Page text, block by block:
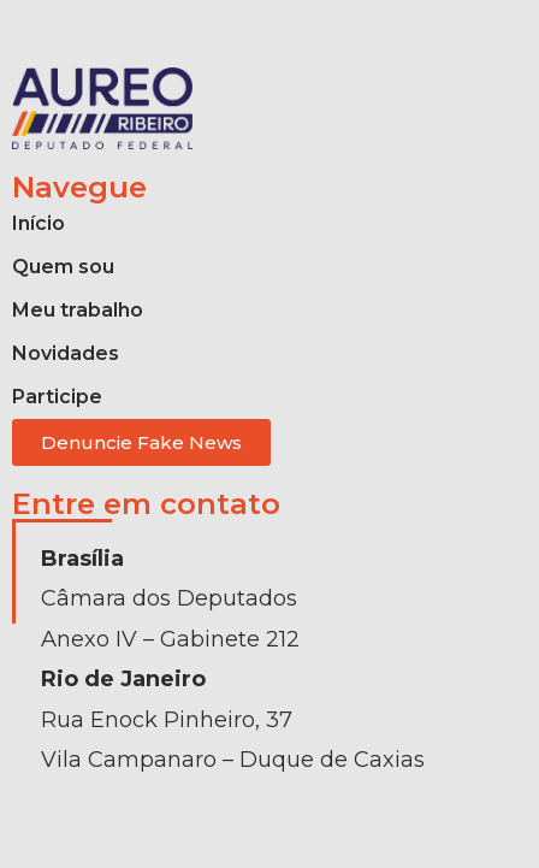
Navegue
Início
Quem sou
Meu trabalho
Novidades
Participe
Denuncie Fake News
Entre em contato
Brasília
Câmara dos Deputados
Anexo IV – Gabinete 212
Rio de Janeiro
Rua Enock Pinheiro, 37
Vila Campanaro – Duque de Caxias